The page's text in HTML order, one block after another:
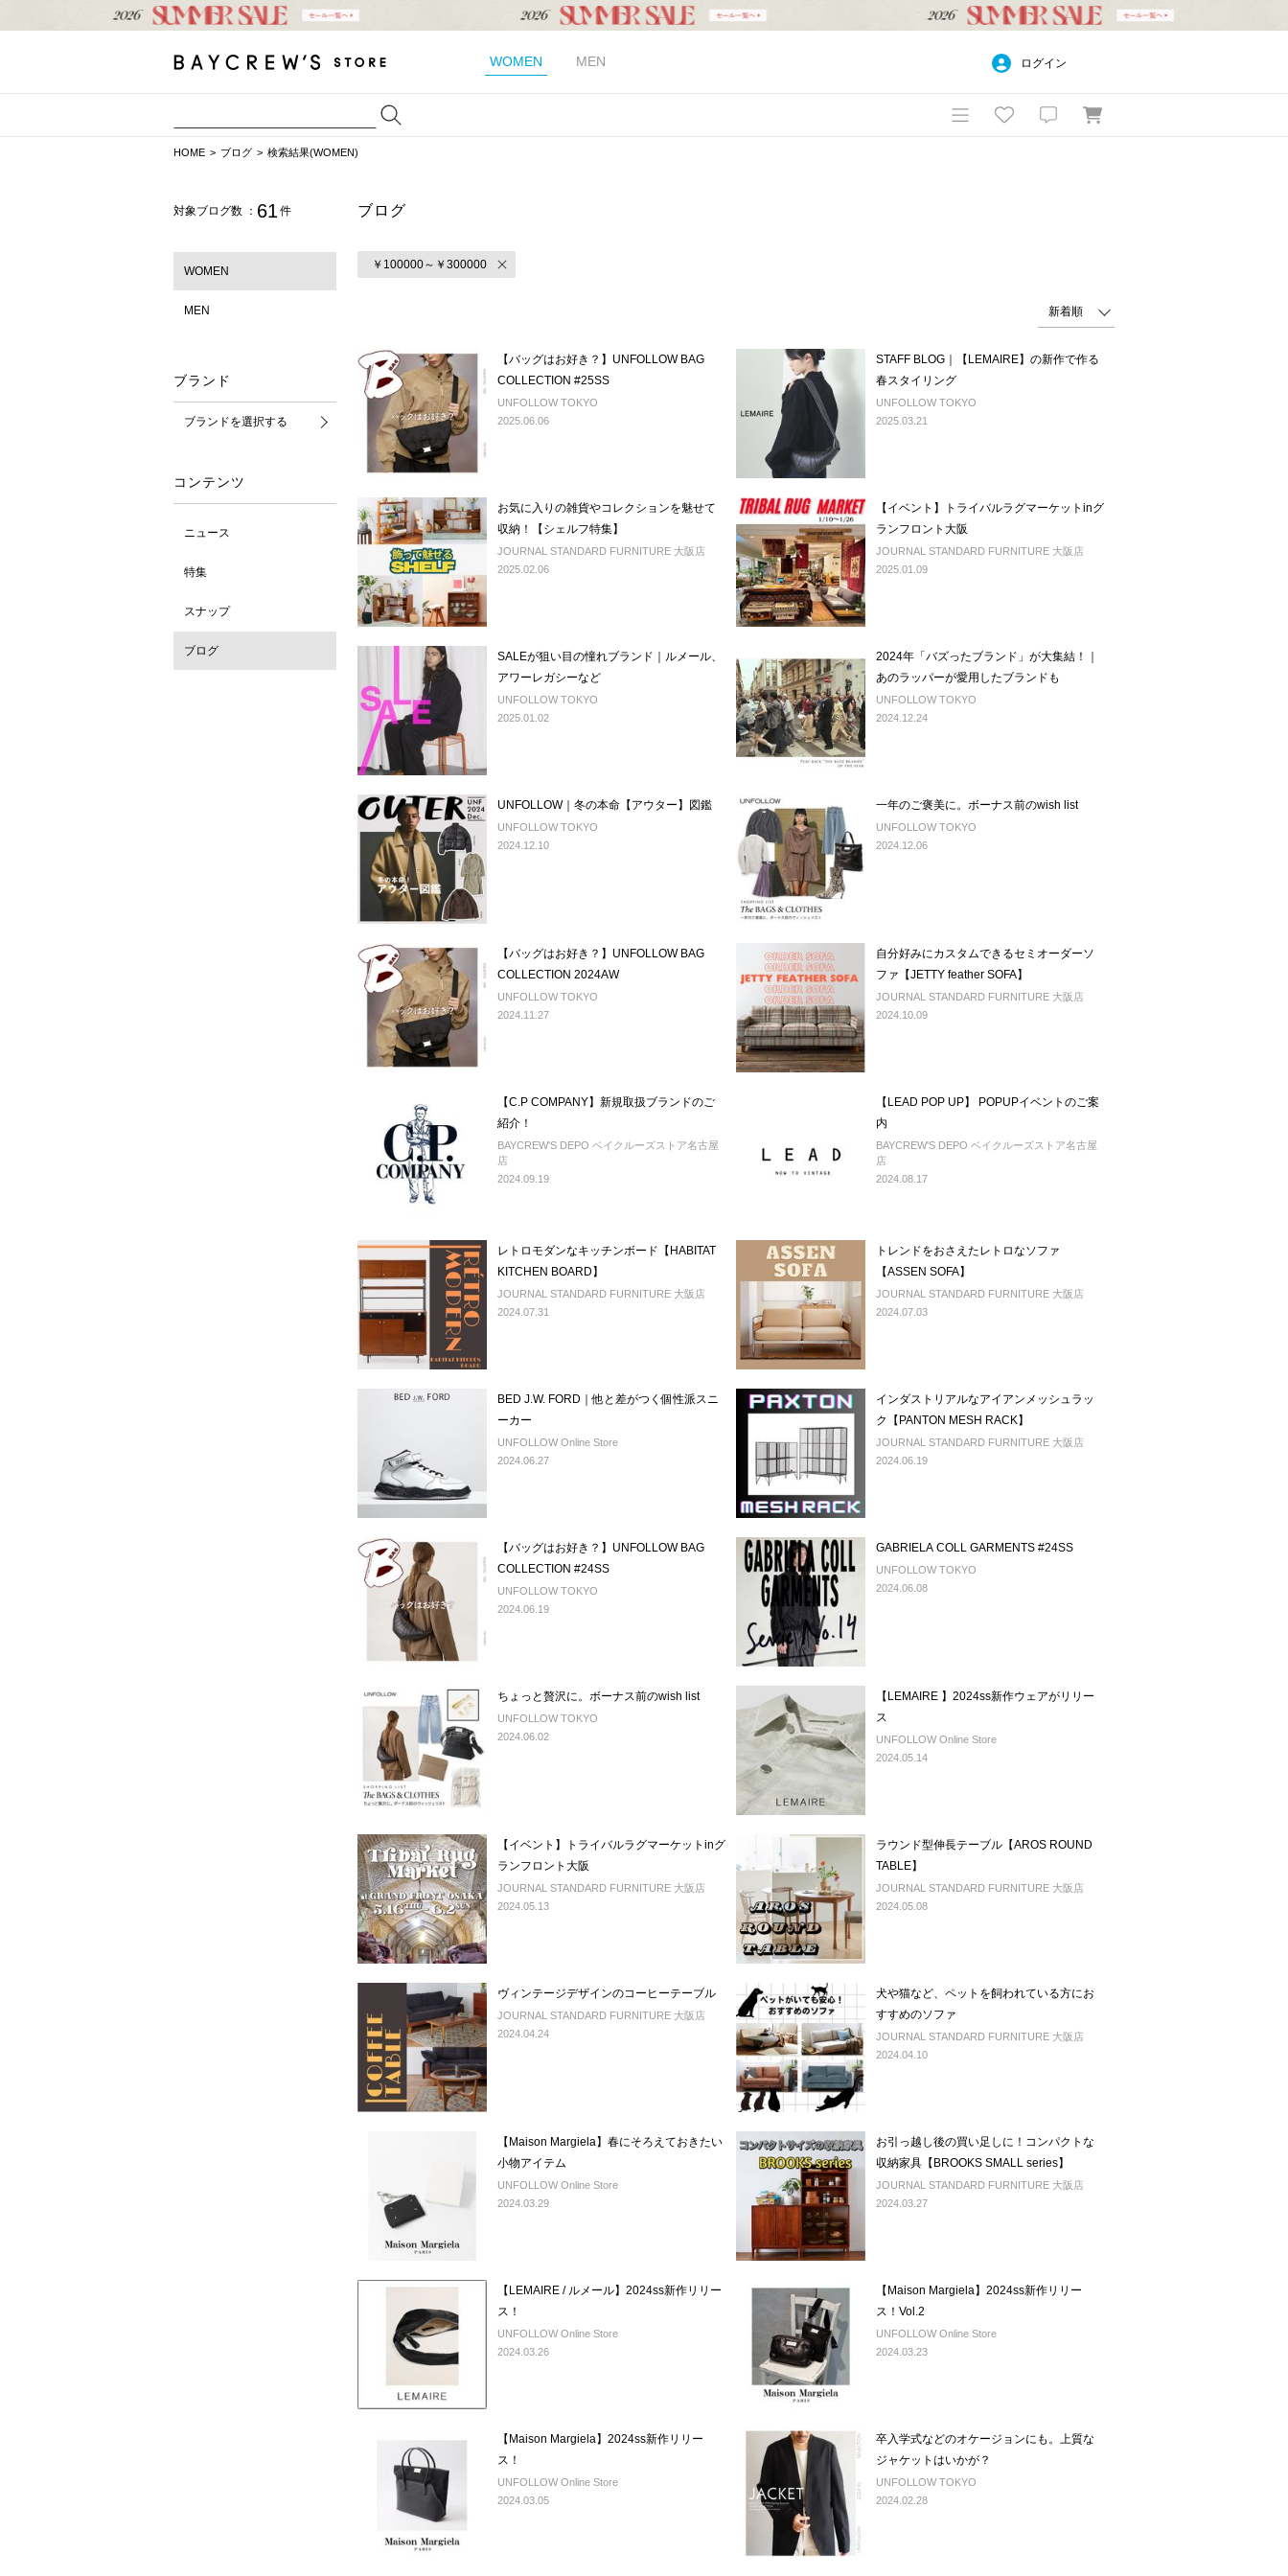
WOMEN MEN ログイン
HOME ブログ 検索結果(WOMEN)
対象ブログ数 ： 61 件
WOMEN
MEN
ブランド
ブランドを選択する
コンテンツ
ニュース
特集
スナップ
ブログ
ブログ
￥100000～￥300000
【バッグはお好き？】UNFOLLOW BAG
COLLECTION #25SS
UNFOLLOW TOKYO
2025.06.06
STAFF BLOG｜【LEMAIRE】の新作で作る
春スタイリング
UNFOLLOW TOKYO
2025.03.21
お気に入りの雑貨やコレクションを魅せて
収納！【シェルフ特集】
JOURNAL STANDARD FURNITURE 大阪店
2025.02.06
【イベント】トライバルラグマーケットinグ
ランフロント大阪
JOURNAL STANDARD FURNITURE 大阪店
2025.01.09
SALEが狙い目の憧れブランド｜ルメール、
アワーレガシーなど
UNFOLLOW TOKYO
2025.01.02
2024年「バズったブランド」が大集結！｜
あのラッパーが愛用したブランドも
UNFOLLOW TOKYO
2024.12.24
UNFOLLOW｜冬の本命【アウター】図鑑
UNFOLLOW TOKYO
2024.12.10
一年のご褒美に。ボーナス前のwish list
UNFOLLOW TOKYO
2024.12.06
【バッグはお好き？】UNFOLLOW BAG
COLLECTION 2024AW
UNFOLLOW TOKYO
2024.11.27
自分好みにカスタムできるセミオーダーソ
ファ【JETTY feather SOFA】
JOURNAL STANDARD FURNITURE 大阪店
2024.10.09
【C.P COMPANY】新規取扱ブランドのご
紹介！
BAYCREW'S DEPO ベイクルーズストア名古屋
店
2024.09.19
【LEAD POP UP】 POPUPイベントのご案
内
BAYCREW'S DEPO ベイクルーズストア名古屋
店
2024.08.17
レトロモダンなキッチンボード【HABITAT
KITCHEN BOARD】
JOURNAL STANDARD FURNITURE 大阪店
2024.07.31
トレンドをおさえたレトロなソファ
【ASSEN SOFA】
JOURNAL STANDARD FURNITURE 大阪店
2024.07.03
BED J.W. FORD｜他と差がつく個性派スニ
ーカー
UNFOLLOW Online Store
2024.06.27
インダストリアルなアイアンメッシュラッ
ク【PANTON MESH RACK】
JOURNAL STANDARD FURNITURE 大阪店
2024.06.19
【バッグはお好き？】UNFOLLOW BAG
COLLECTION #24SS
UNFOLLOW TOKYO
2024.06.19
GABRIELA COLL GARMENTS #24SS
UNFOLLOW TOKYO
2024.06.08
ちょっと贅沢に。ボーナス前のwish list
UNFOLLOW TOKYO
2024.06.02
【LEMAIRE 】2024ss新作ウェアがリリー
ス
UNFOLLOW Online Store
2024.05.14
【イベント】トライバルラグマーケットinグ
ランフロント大阪
JOURNAL STANDARD FURNITURE 大阪店
2024.05.13
ラウンド型伸長テーブル【AROS ROUND
TABLE】
JOURNAL STANDARD FURNITURE 大阪店
2024.05.08
ヴィンテージデザインのコーヒーテーブル
JOURNAL STANDARD FURNITURE 大阪店
2024.04.24
犬や猫など、ペットを飼われている方にお
すすめのソファ
JOURNAL STANDARD FURNITURE 大阪店
2024.04.10
【Maison Margiela】春にそろえておきたい
小物アイテム
UNFOLLOW Online Store
2024.03.29
お引っ越し後の買い足しに！コンパクトな
収納家具【BROOKS SMALL series】
JOURNAL STANDARD FURNITURE 大阪店
2024.03.27
【LEMAIRE / ルメール】2024ss新作リリー
ス！
UNFOLLOW Online Store
2024.03.26
【Maison Margiela】2024ss新作リリー
ス！Vol.2
UNFOLLOW Online Store
2024.03.23
【Maison Margiela】2024ss新作リリー
ス！
UNFOLLOW Online Store
2024.03.05
卒入学式などのオケージョンにも。上質な
ジャケットはいかが？
UNFOLLOW TOKYO
2024.02.28